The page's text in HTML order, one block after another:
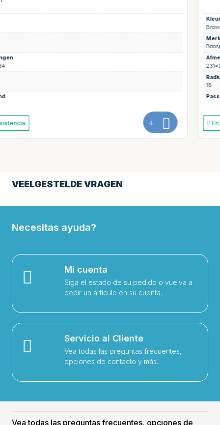
+
VEELGESTELDE VRAGEN
Necesitas ayuda?
Mi cuenta
Siga el estado de su pedido o vuelva a
pedir un artículo en su cuenta.
Servicio al Cliente
Vea todas las preguntas frecuentes,
opciones de contacto y más.
Vea todas las preguntas frecuentes, opciones de